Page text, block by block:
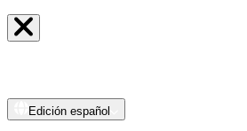
Edición español